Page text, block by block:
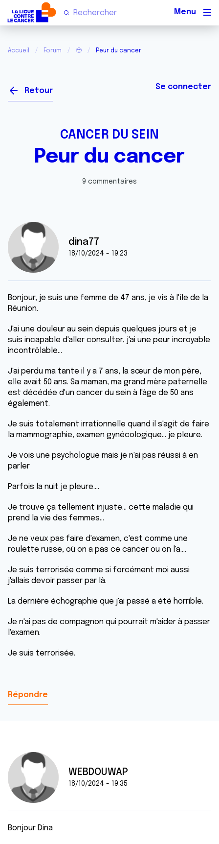
Accueil Forum 🥹 Peur du cancer
Retour Se connecter
CANCER DU SEIN
Peur du cancer
9 commentaires
dina77
18/10/2024 - 19:23
Bonjour, je suis une femme de 47 ans, je vis à l'île de la
Réunion.
J'ai une douleur au sein depuis quelques jours et je
suis incapable d'aller consulter, j'ai une peur incroyable
incontrôlable...
J'ai perdu ma tante il y a 7 ans, la sœur de mon père,
elle avait 50 ans. Sa maman, ma grand mère paternelle
est décédée d'un cancer du sein à l'âge de 50 ans
également.
Je suis totalement irrationnelle quand il s'agit de faire
la mammographie, examen gynécologique... je pleure.
Je vois une psychologue mais je n'ai pas réussi à en
parler
Parfois la nuit je pleure....
Je trouve ça tellement injuste... cette maladie qui
prend la vie des femmes...
Je ne veux pas faire d'examen, c'est comme une
roulette russe, où on a pas ce cancer ou on l'a....
Je suis terrorisée comme si forcément moi aussi
j'allais devoir passer par là.
La dernière échographie que j'ai passé a été horrible.
Je n'ai pas de compagnon qui pourrait m'aider à passer
l'examen.
Je suis terrorisée.
Répondre
WEBDOUWAP
18/10/2024 - 19:35
Bonjour Dina